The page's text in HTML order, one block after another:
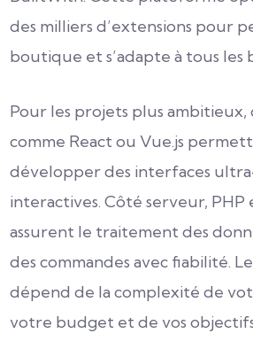
des milliers d’extensions pour
boutique et s’adapte à tous les
Pour les projets plus ambitieux,
comme React ou Vue.js
développer des interfaces
interactives. Côté serveur, PHP
assurent le traitement des
des commandes avec fiabilité.
dépend de la complexité de
votre budget et de vos objectifs